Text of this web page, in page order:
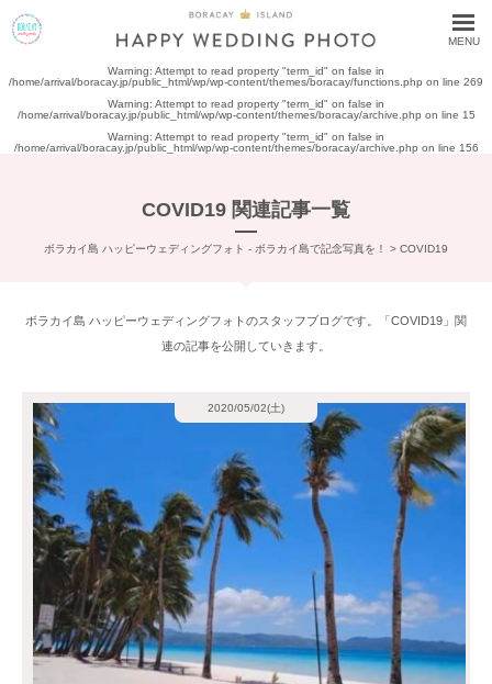
MENU
Warning: Attempt to read property "term_id" on false in
/home/arrival/boracay.jp/public_html/wp/wp-content/themes/boracay/functions.php on line 269
Warning: Attempt to read property "term_id" on false in
/home/arrival/boracay.jp/public_html/wp/wp-content/themes/boracay/archive.php on line 15
Warning: Attempt to read property "term_id" on false in
/home/arrival/boracay.jp/public_html/wp/wp-content/themes/boracay/archive.php on line 156
COVID19 関連記事一覧
ボラカイ島 ハッピーウェディングフォト - ボラカイ島で記念写真を！ > COVID19
ボラカイ島 ハッピーウェディングフォトのスタッフブログです。「COVID19」関
連の記事を公開していきます。
2020/05/02(土)